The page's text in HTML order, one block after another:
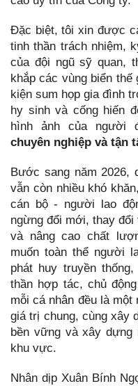
Đặc biệt, tôi xin được
tinh thần trách nhiệm,
của đội ngũ sỹ quan,
khắp các vùng biển
kiện sum họp gia đình
hy sinh và cống hiến
hình ảnh của người
chuyên nghiệp và tận
Bước sang năm 2026,
vẫn còn nhiều khó
cán bộ - người lao
ngừng đổi mới, thay
và nâng cao chất
muốn toàn thể người
phát huy truyền
thần hợp tác, chủ
mỗi cá nhân đều là
giá trị chung, cùng xây
bền vững và xây
khu vực.
Nhân dịp Xuân Bính